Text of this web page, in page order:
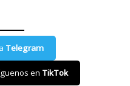
Telegram
en TikTok